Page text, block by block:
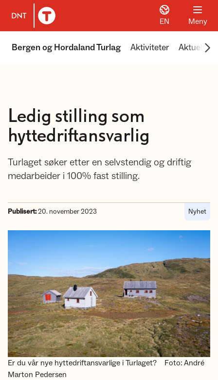
Til DNT.no forside
EN Meny
Bergen og Hordaland Turlag Aktiviteter Aktuelt
Ledig stilling som
hyttedriftansvarlig
Turlaget søker etter en selvstendig og driftig
medarbeider i 100% fast stilling.
Publisert:20. november 2023 Nyhet
Er du vår nye hyttedriftansvarlige i Turlaget?
Foto: André
Marton Pedersen